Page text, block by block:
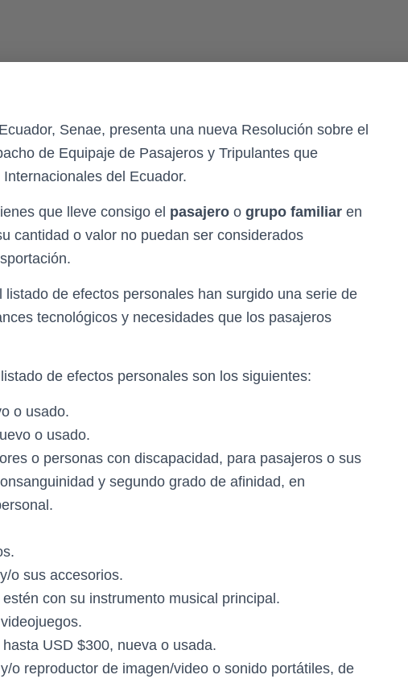
Senae, presenta una nueva Resolución sobre el
de Equipaje de Pasajeros y Tripulantes que
del Ecuador.
que lleve consigo el pasajero o grupo familiar en
cantidad o valor no puedan ser considerados
de efectos personales han surgido una serie de
tecnológicos y necesidades que los pasajeros
de efectos personales son los siguientes:
o usado.
o usado.
o personas con discapacidad, para pasajeros o sus
y segundo grado de afinidad, en
o sus accesorios.
con su instrumento musical principal.
USD $300, nueva o usada.
o reproductor de imagen/video o sonido portátiles, de